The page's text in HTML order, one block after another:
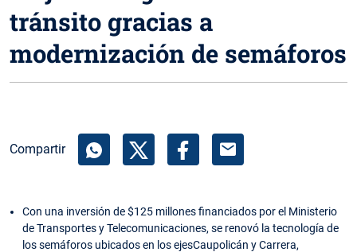
tránsito gracias a
modernización de semáforos
Compartir mail
Con una inversión de $125 millones financiados por el Ministerio
de Transportes y Telecomunicaciones, se renovó la tecnología de
los semáforos ubicados en los ejesCaupolicán y Carrera,